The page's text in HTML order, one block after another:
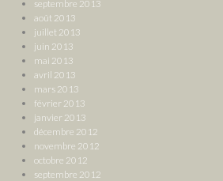
septembre 2013
août 2013
juillet 2013
juin 2013
mai 2013
avril 2013
mars 2013
février 2013
janvier 2013
décembre 2012
novembre 2012
octobre 2012
septembre 2012